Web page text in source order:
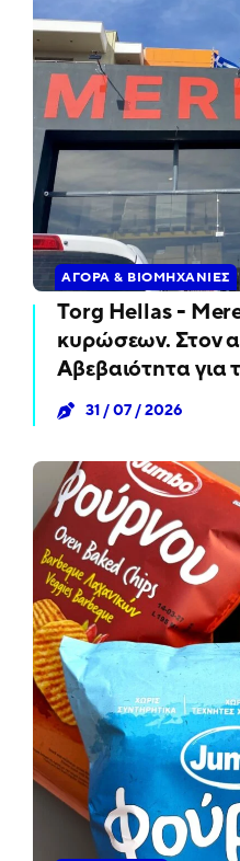
ΑΓΟΡΆ & ΒΙΟΜΗΧΑΝΊΕΣ
Torg Hellas -
κυρώσεων. Στον
Αβεβαιότητα για
31 / 07 / 2026